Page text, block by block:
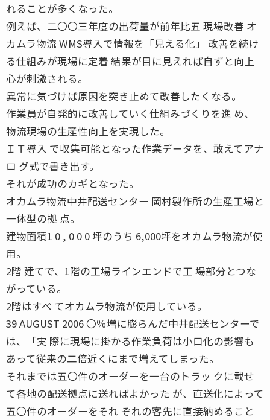
れることが多くなった。
例えば、二〇〇三年度の出荷量が前年比五 現場改善 オ
カムラ物流 WMS導入で情報を「見える化」 改善を続け
る仕組みが現場に定着 結果が目に見えれば自ずと向上
心が刺激される。
異常に気づけば原因を突き止めて改善したくなる。
作業員が自発的に改善していく仕組みづくりを進 め、
物流現場の生産性向上を実現した。
ＩＴ導入 で収集可能となった作業データを、敢えてアナ
ロ グ式で書き出す。
それが成功のカギとなった。
オカムラ物流中井配送センター 岡村製作所の生産工場と
一体型の拠 点。
建物面積1 0 , 0 0 0 坪のうち 6,000坪をオカムラ物流が使
用。
2階 建てで、1階の工場ラインエンドで工 場部分とつな
がっている。
2階はすべ てオカムラ物流が使用している。
39 AUGUST 2006 〇％増に膨らんだ中井配送センターで
は、「実 際に現場に掛かる作業負荷は小口化の影響も
あって従来の二倍近くにまで増えてしまった。
それまでは五〇件のオーダーを一台のトラッ クに載せ
て各地の配送拠点に送ればよかった が、直送化によって
五〇件のオーダーをそれ ぞれの客先に直接納めること